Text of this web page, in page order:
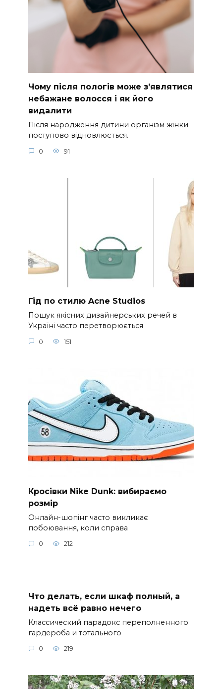
Чому після пологів може з’являтися
небажане волосся і як його
видалити
Після народження дитини організм жінки
поступово відновлюється.
0 91
Гід по стилю Acne Studios
Пошук якісних дизайнерських речей в
Україні часто перетворюється
0 151
Кросівки Nike Dunk: вибираємо
розмір
Онлайн-шопінг часто викликає
побоювання, коли справа
0 212
Что делать, если шкаф полный, а
надеть всё равно нечего
Классический парадокс переполненного
гардероба и тотального
0 219